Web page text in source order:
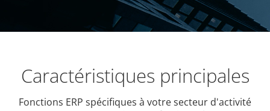
Caractéristiques principales
Fonctions ERP spécifiques à votre secteur d'activité